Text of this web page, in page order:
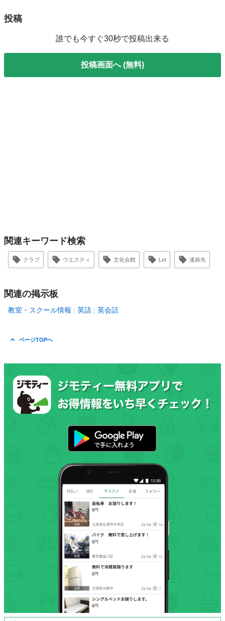
投稿
誰でも今すぐ30秒で投稿出来る
投稿画面へ (無料)
関連キーワード検索
クラブ ウエスティ 文化会館 Let 連絡先
関連の掲示板
教室・スクール情報 英語 英会話
ページTOPへ